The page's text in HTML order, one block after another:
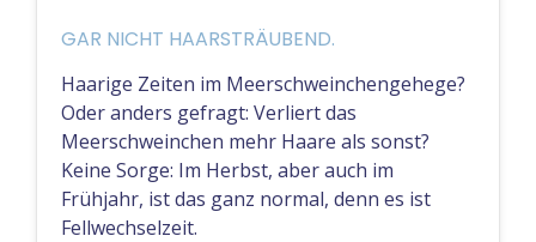
GAR NICHT HAARSTRÄUBEND.
Haarige Zeiten im Meerschweinchengehege?
Oder anders gefragt: Verliert das
Meerschweinchen mehr Haare als sonst?
Keine Sorge: Im Herbst, aber auch im
Frühjahr, ist das ganz normal, denn es ist
Fellwechselzeit.